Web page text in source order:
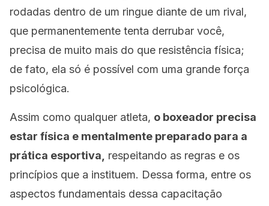
rodadas dentro de um ringue diante de um rival,
que permanentemente tenta derrubar você,
precisa de muito mais do que resistência física;
de fato, ela só é possível com uma grande força
psicológica.
Assim como qualquer atleta, o boxeador precisa
estar física e mentalmente preparado para a
prática esportiva,
respeitando as regras e os
princípios que a instituem. Dessa forma, entre os
aspectos fundamentais dessa capacitação